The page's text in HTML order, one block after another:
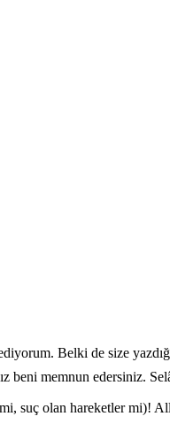
Belki de size
beni memnun edersiniz.
suç olan hareketler mi)!